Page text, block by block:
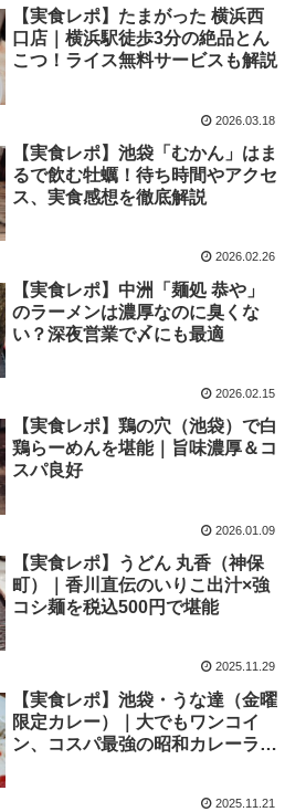
【実食レポ】たまがった 横浜西
口店｜横浜駅徒歩3分の絶品とん
こつ！ライス無料サービスも解説
2026.03.18
【実食レポ】池袋「むかん」はま
るで飲む牡蠣！待ち時間やアクセ
ス、実食感想を徹底解説
2026.02.26
【実食レポ】中洲「麺処 恭や」
のラーメンは濃厚なのに臭くな
い？深夜営業で〆にも最適
2026.02.15
【実食レポ】鶏の穴（池袋）で白
鶏らーめんを堪能｜旨味濃厚＆コ
スパ良好
2026.01.09
【実食レポ】うどん 丸香（神保
町）｜香川直伝のいりこ出汁×強
コシ麺を税込500円で堪能
2025.11.29
【実食レポ】池袋・うな達（金曜
限定カレー）｜大でもワンコイ
ン、コスパ最強の昭和カレーラン
2025.11.21